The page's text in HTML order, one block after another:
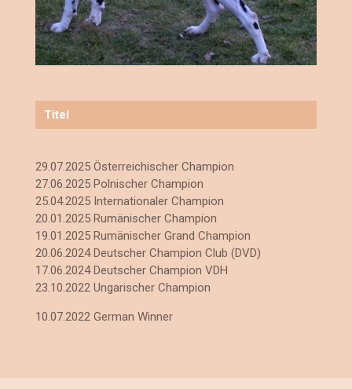
Titel
29.07.2025 Österreichischer Champion
27.06.2025 Polnischer Champion
25.04.2025 Internationaler Champion
20.01.2025 Rumänischer Champion
19.01.2025 Rumänischer Grand Champion
20.06.2024 Deutscher Champion Club (DVD)
17.06.2024 Deutscher Champion VDH
23.10.2022 Ungarischer Champion
10.07.2022 German Winner